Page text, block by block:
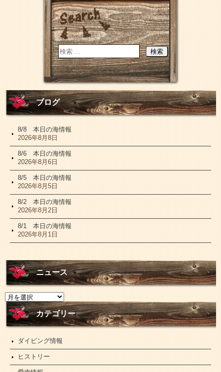
ブログ
8/8 本日の海情報
2026年8月8日
8/6 本日の海情報
2026年8月6日
8/5 本日の海情報
2026年8月5日
8/2 本日の海情報
2026年8月2日
8/1 本日の海情報
2026年8月1日
ニュース
ニ
ュ
ー
カテゴリー
ダイビング情報
ヒストリー